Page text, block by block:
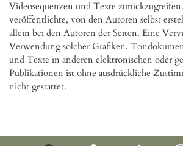
Videosequenzen und Texte
veröffentlichte, von den Autoren selbst
allein bei den Autoren der Seiten. Eine
Verwendung solcher Grafiken,
und Texte in anderen elektronischen oder
Publikationen ist ohne ausdrückliche
nicht gestattet.